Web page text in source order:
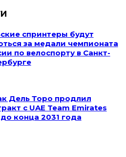
спринтеры будут
за медали чемпионата
по велоспорту в Санкт-
Дель Торо продлил
с UAE Team Emirates
до конца 2031 года